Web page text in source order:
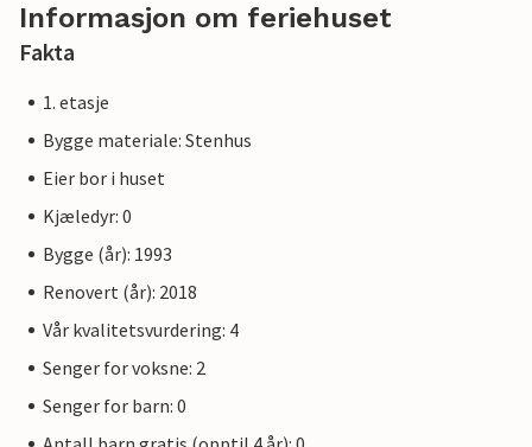
Informasjon om feriehuset
Fakta
1. etasje
Bygge materiale: Stenhus
Eier bor i huset
Kjæledyr: 0
Bygge (år): 1993
Renovert (år): 2018
Vår kvalitetsvurdering: 4
Senger for voksne: 2
Senger for barn: 0